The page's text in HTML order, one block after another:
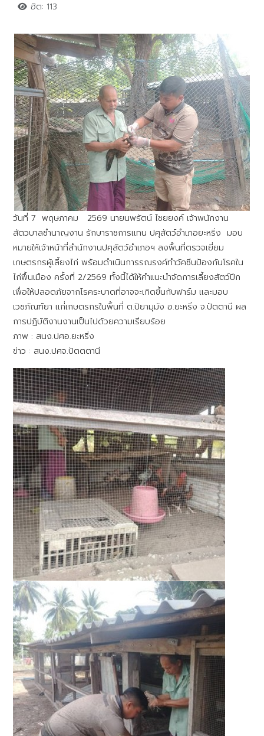
ฮิต: 113
วันที่ 7 พฤษภาคม 2569 นายนพรัตน์ ไชยยงค์ เจ้าพนักงาน
สัตวบาลชำนาญงาน รักษาราชการเเทน ปศุสัตว์อำเภอยะหริ่ง มอบ
หมายให้เจ้าหน้าที่สำนักงานปศุสัตว์อำเภอฯ ลงพื้นที่ตรวจเยี่ยม
เกษตรกรผู้เลี้ยงไก่ พร้อมดำเนินการรณรงค์ทำวัคซีนป้องกันโรคใน
ไก่พื้นเมือง ครั้งที่ 2/2569 ทั้งนี้ได้ให้คำแนะนำจัดการเลี้ยงสัตว์ปีก
เพื่อให้ปลอดภัยจากโรคระบาดที่อาจจะเกิดขึ้นกับฟาร์ม เเละมอบ
เวชภัณฑ์ยา เเก่่เกษตรกรในพื้นที่ ต.ปิยามุมัง อ.ยะหริ่ง จ.ปัตตานี ผล
การปฏิบัติงานงานเป็นไปด้วยความเรียบร้อย
ภาพ : สนง.ปศอ.ยะหริ่ง
ข่าว : สนง.ปศจ.ปัตตตานี